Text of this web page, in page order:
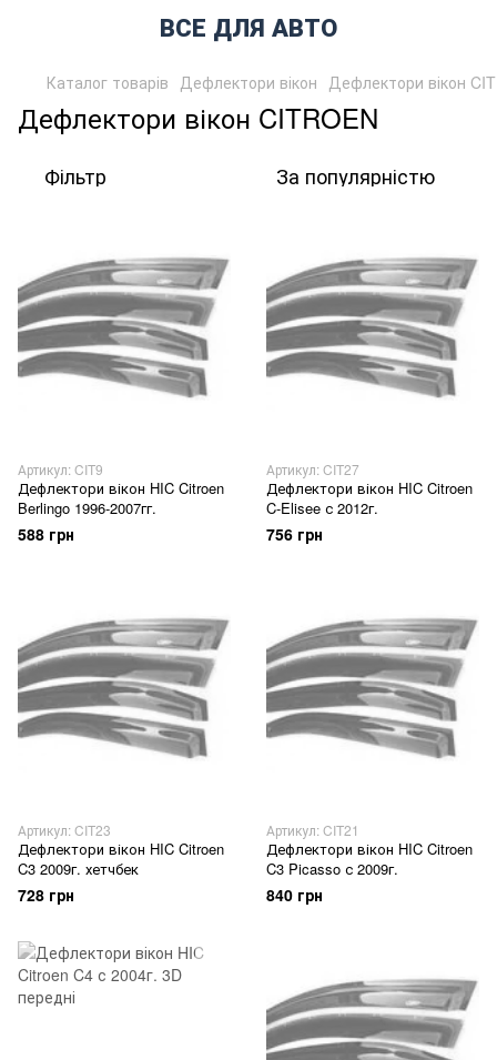
ВСЕ ДЛЯ АВТО
Каталог товарів Дефлектори вікон Дефлектори вікон
Дефлектори вікон CITROEN
Фільтр За популярністю
Артикул: CIT9
Дефлектори вікон HIC Citroen
Berlingo 1996-2007гг.
588 грн
Артикул: CIT27
Дефлектори вікон HIC Citroen
C-Elisee с 2012г.
756 грн
Артикул: CIT23
Дефлектори вікон HIC Citroen
C3 2009г. хетчбек
728 грн
Артикул: CIT21
Дефлектори вікон HIC Citroen
C3 Picasso с 2009г.
840 грн